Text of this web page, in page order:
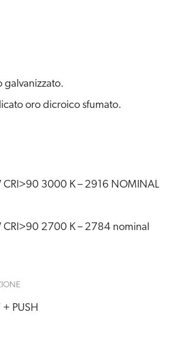
galvanizzato.
oro dicroico sfumato.
CRI>90 3000 K – 2916 NOMINAL
CRI>90 2700 K – 2784 nominal
+ PUSH